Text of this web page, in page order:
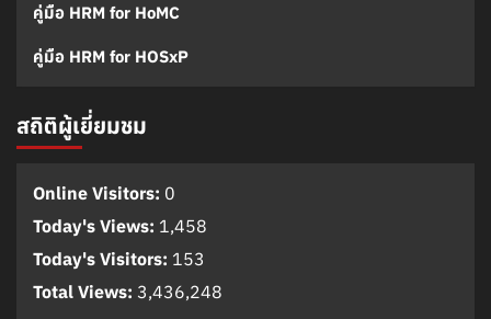
คู่มือ HRM for HoMC
คู่มือ HRM for HOSxP
สถิติผู้เยี่ยมชม
Online Visitors: 0
Today's Views: 1,458
Today's Visitors: 153
Total Views: 3,436,248